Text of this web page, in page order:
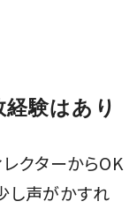
験はあり
クターからOK
し声がかすれ